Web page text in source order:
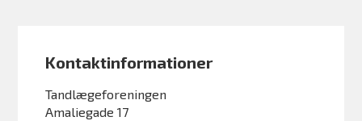
Kontaktinformationer
Tandlægeforeningen
Amaliegade 17